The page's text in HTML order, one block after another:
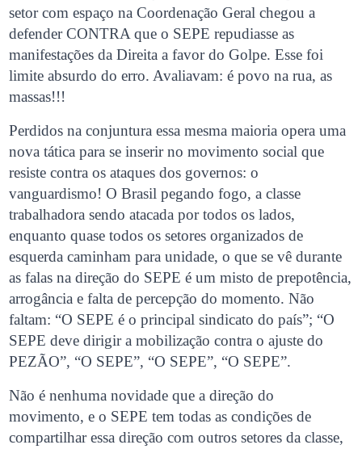
setor com espaço na Coordenação Geral chegou a
defender CONTRA que o SEPE repudiasse as
manifestações da Direita a favor do Golpe. Esse foi
limite absurdo do erro. Avaliavam: é povo na rua, as
massas!!!
Perdidos na conjuntura essa mesma maioria opera uma
nova tática para se inserir no movimento social que
resiste contra os ataques dos governos: o
vanguardismo! O Brasil pegando fogo, a classe
trabalhadora sendo atacada por todos os lados,
enquanto quase todos os setores organizados de
esquerda caminham para unidade, o que se vê durante
as falas na direção do SEPE é um misto de prepotência,
arrogância e falta de percepção do momento. Não
faltam: “O SEPE é o principal sindicato do país”; “O
SEPE deve dirigir a mobilização contra o ajuste do
PEZÃO”, “O SEPE”, “O SEPE”, “O SEPE”.
Não é nenhuma novidade que a direção do
movimento, e o SEPE tem todas as condições de
compartilhar essa direção com outros setores da classe,